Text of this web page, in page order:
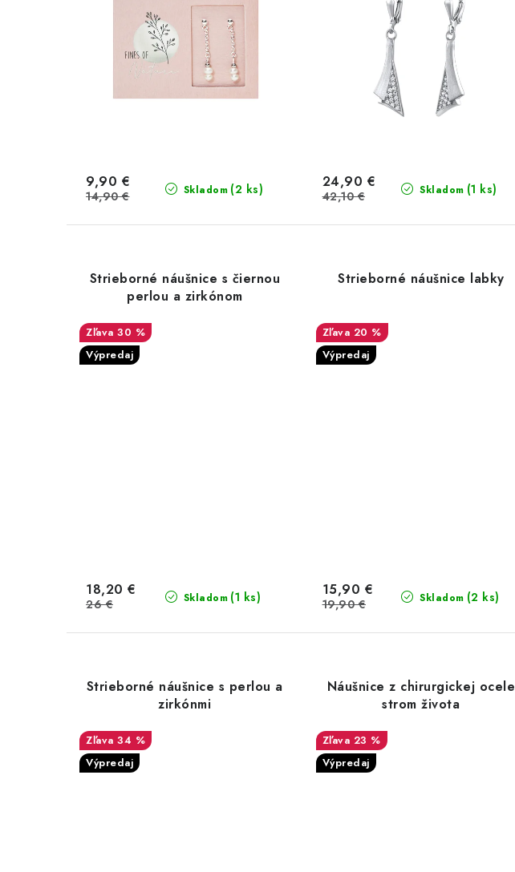
Skladom (2 ks)
9,90 €
14,90 € Skladom (1 ks)
24,90 €
42,10 €
Strieborné náušnice s čiernou
perlou a zirkónom
30 %
Výpredaj
Skladom (1 ks)
18,20 €
26 €
Strieborné náušnice labky
20 %
Výpredaj
Skladom (2 ks)
15,90 €
19,90 €
Strieborné náušnice s perlou a
zirkónmi
34 %
Výpredaj
Náušnice z chirurgickej ocele
strom života
23 %
Výpredaj